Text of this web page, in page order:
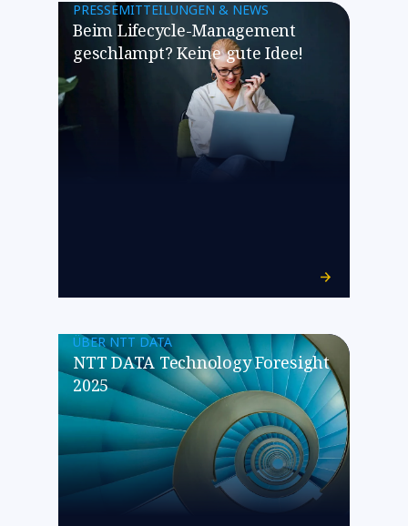
PRESSEMITTEILUNGEN & NEWS
Beim Lifecycle-Management
geschlampt? Keine gute Idee!
ÜBER NTT DATA
NTT DATA Technology Foresight
2025